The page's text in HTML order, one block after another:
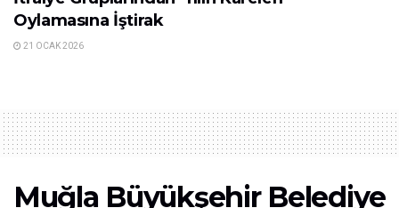
Oylamasına İştirak
21 OCAK 2026
Muğla Büyükşehir Belediye